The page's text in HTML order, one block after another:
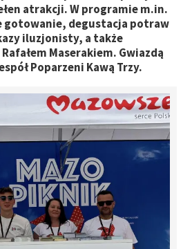
atrakcji. W programie m.in.
gotowanie, degustacja potraw
iluzjonisty, a także
Maserakiem. Gwiazdą
Poparzeni Kawą Trzy.